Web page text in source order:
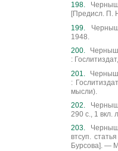
[Предисл. П.
1948.
:
:
мысли).
290 с., 1 вкл.
втсуп.
Бурсова]. —